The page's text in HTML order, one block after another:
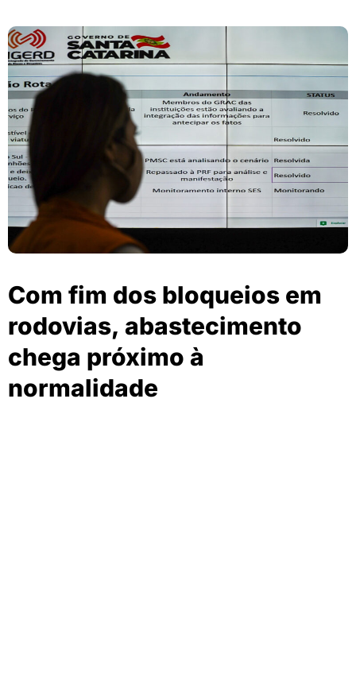
Com fim dos bloqueios em
rodovias, abastecimento
chega próximo à
normalidade